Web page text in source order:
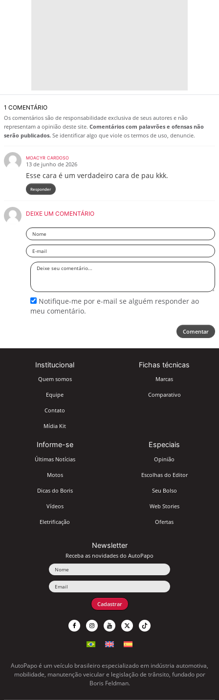
1 COMENTÁRIO
Os comentários são de responsabilidade exclusiva de seus autores e não
representam a opinião deste site. Comentários com palavrões e ofensas não
serão publicados. Se identificar algo que viole os termos de uso, denuncie.
MOACYR CARDOSO
13 de junho de 2026
Esse cara é um verdadeiro cara de pau kkk.
Responder
DEIXE UM COMENTÁRIO
Nome
Email
Deixe
Notifique-me por e-mail se alguém responder ao
meu comentário.
Comentar
Institucional
Quem somos
Equipe
Contato
Mídia Kit
Fichas técnicas
Marcas
Comparativo
Informe-se
Últimas Notícias
Motos
Dicas do Boris
Vídeos
Eletrificação
Especiais
Opinião
Escolhas do Editor
Seu Bolso
Web Stories
Ofertas
Newsletter
Receba as novidades do AutoPapo
Cadastrar
AutoPapo é um veículo brasileiro especializado em indústria automotiva,
mobilidade, manutenção veicular e legislação de trânsito, fundado por
Boris Feldman.